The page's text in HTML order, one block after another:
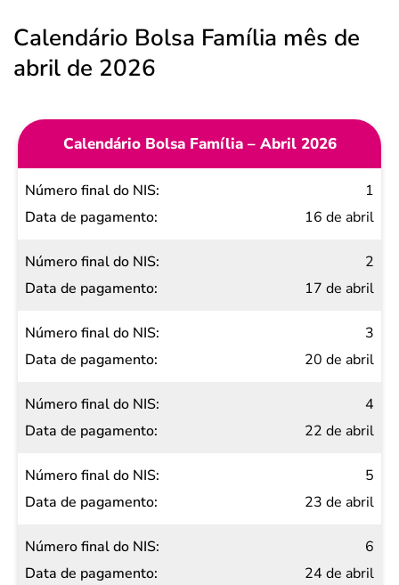
Calendário Bolsa Família mês de
abril de 2026
Calendário Bolsa Família – Abril 2026
Número
final do
Data de
pagamento
1
16 de abril
2
17 de abril
3
20 de abril
4
22 de abril
5
23 de abril
6
24 de abril